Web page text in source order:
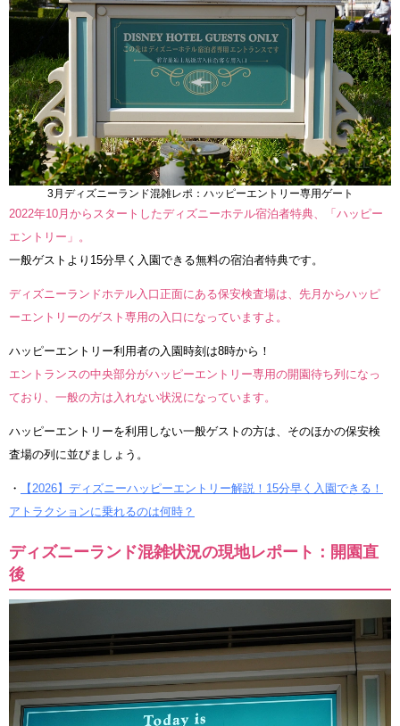
3月ディズニーランド混雑レポ：ハッピーエントリー専用ゲート
2022年10月からスタートしたディズニーホテル宿泊者特典、「ハッピー
エントリー」。
一般ゲストより15分早く入園できる無料の宿泊者特典です。
ディズニーランドホテル入口正面にある保安検査場は、先月からハッピ
ーエントリーのゲスト専用の入口になっていますよ。
ハッピーエントリー利用者の入園時刻は8時から！
エントランスの中央部分がハッピーエントリー専用の開園待ち列になっ
ており、一般の方は入れない状況になっています。
ハッピーエントリーを利用しない一般ゲストの方は、そのほかの保安検
査場の列に並びましょう。
・
【2026】ディズニーハッピーエントリー解説！15分早く入園できる！
アトラクションに乗れるのは何時？
ディズニーランド混雑状況の現地レポート：開園直
後